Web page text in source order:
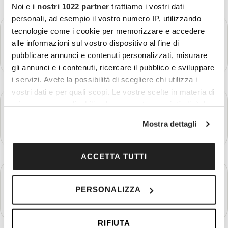
Noi e i nostri 1022 partner trattiamo i vostri dati
personali, ad esempio il vostro numero IP, utilizzando
tecnologie come i cookie per memorizzare e accedere
alle informazioni sul vostro dispositivo al fine di
pubblicare annunci e contenuti personalizzati, misurare
gli annunci e i contenuti, ricercare il pubblico e sviluppare
i servizi. Avete la possibilità di scegliere chi utilizza i
vostri dati e per quali scopi. Le vostre scelte in materia di
modificare o revocare il proprio consenso in qualsiasi
momento dalla Dichiarazione sui cookie o facendo clic
sull'icona di attivazione della privacy.
Con il tuo consenso, vorremmo anche:
raccogliere informazioni sulla tua posizione
geografica, con un'approssimazione di qualche
Mostra dettagli
ACCETTA TUTTI
PERSONALIZZA
RIFIUTA
GIORNO 3
Delhi
Più dettagli
Delhi - Jaipur
GIORNO 5
Jaipur
Più dettagli